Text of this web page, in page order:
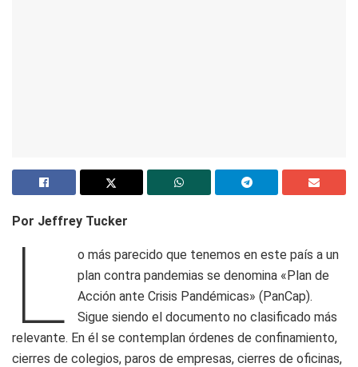
Por Jeffrey Tucker
L
o más parecido que tenemos en este país a un
plan contra pandemias se denomina «Plan de
Acción ante Crisis Pandémicas» (PanCap).
Sigue siendo el documento no clasificado más
relevante. En él se contemplan órdenes de confinamiento,
cierres de colegios, paros de empresas, cierres de oficinas,